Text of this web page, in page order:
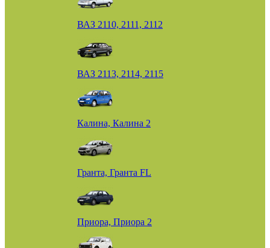
ВАЗ 2110, 2111, 2112
ВАЗ 2113, 2114, 2115
Калина, Калина 2
Гранта, Гранта FL
Приора, Приора 2